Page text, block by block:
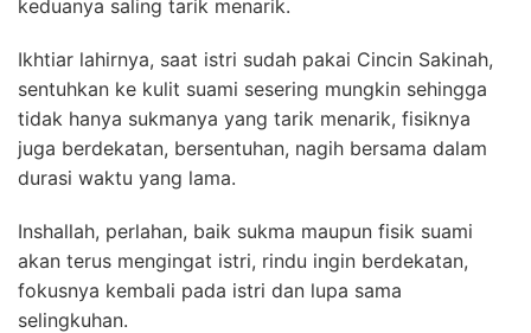
keduanya saling tarik menarik.
Ikhtiar lahirnya, saat istri sudah pakai Cincin Sakinah,
sentuhkan ke kulit suami sesering mungkin sehingga
tidak hanya sukmanya yang tarik menarik, fisiknya
juga berdekatan, bersentuhan, nagih bersama dalam
durasi waktu yang lama.
Inshallah, perlahan, baik sukma maupun fisik suami
akan terus mengingat istri, rindu ingin berdekatan,
fokusnya kembali pada istri dan lupa sama
selingkuhan.